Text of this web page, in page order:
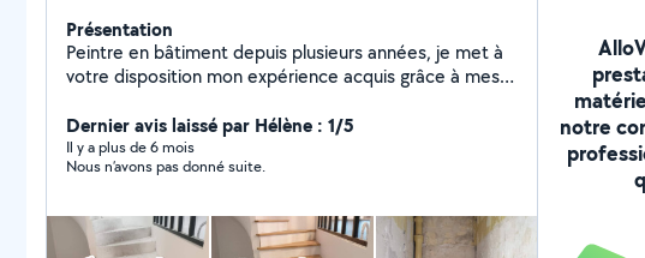
Présentation
Peintre en bâtiment depuis plusieurs années, je met à
votre disposition mon expérience acquis grâce à mes
professionnalisme, attention, écoute et en respectant
les normes française. Les travaux peuvent être : -
l'enduit pose de revêtement de sol peinture intérieur
travaux, à voir directement avec vous. Je reste à votre
écoute pour tous vos projets à venir
Dernier avis laissé par Hélène : 1/5
Il y a plus de 6 mois
Nous n’avons pas donné suite.
notre